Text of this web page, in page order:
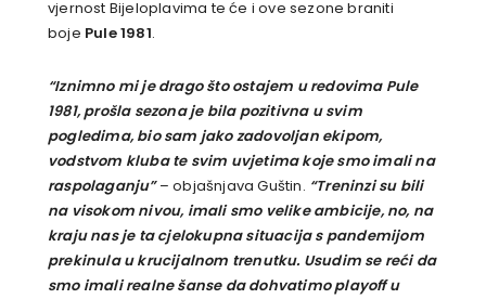
vjernost Bijeloplavima te će i ove sezone braniti
boje Pule 1981.
“Iznimno mi je drago što ostajem u redovima Pule
1981, prošla sezona je bila pozitivna u svim
pogledima, bio sam jako zadovoljan ekipom,
vodstvom kluba te svim uvjetima koje smo imali na
raspolaganju” – objašnjava Guštin. “Treninzi su bili
na visokom nivou, imali smo velike ambicije, no, na
kraju nas je ta cjelokupna situacija s pandemijom
prekinula u krucijalnom trenutku. Usudim se reći da
smo imali realne šanse da dohvatimo playoff u